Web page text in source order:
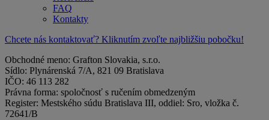
FAQ
Kontakty
Chcete nás kontaktovať? Kliknutím zvoľte najbližšiu pobočku!
Obchodné meno: Grafton Slovakia, s.r.o.
Sídlo: Plynárenská 7/A, 821 09 Bratislava
IČO: 46 113 282
Právna forma: spoločnosť s ručením obmedzeným
Register: Mestského súdu Bratislava III, oddiel: Sro, vložka č.
72641/B